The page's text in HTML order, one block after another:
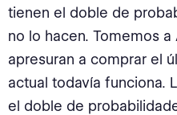
tienen el doble de
no lo hacen. Tomemos
apresuran a comprar el
actual todavía funciona.
el doble de